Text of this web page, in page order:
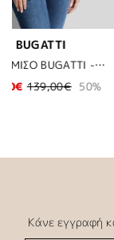
ΜΠΛΟΥΖΑ POLO BOSS - 404 ΜΠΛΕ
30%
Κάνε εγγραφή